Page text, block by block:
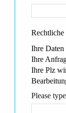
Ihre Daten
Ihre
Ihre Plz
Please